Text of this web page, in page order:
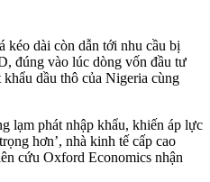
kéo dài còn dẫn tới nhu cầu bị
đúng vào lúc dòng vốn đầu tư
dầu thô của Nigeria cùng
lạm phát nhập khẩu, khiến áp lực
hơn’, nhà kinh tế cấp cao
cứu Oxford Economics nhận